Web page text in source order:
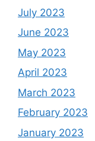
July 2023
June 2023
May 2023
April 2023
March 2023
February 2023
January 2023